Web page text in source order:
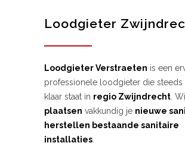
Loodgieter
Loodgieter Verstraeten is een
professionele loodgieter die steeds
klaar staat in regio Zwijndrecht .
plaatsen vakkundig je nieuwe
herstellen bestaande sanitaire
installaties